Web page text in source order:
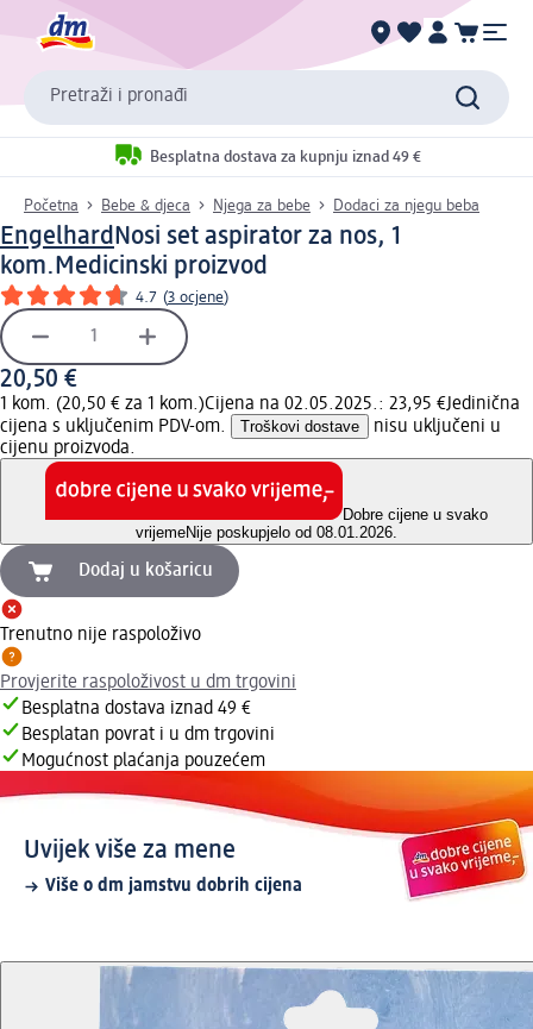
Pretraži i pronađi
Besplatna dostava za kupnju iznad 49 €
Početna Bebe & djeca Njega za bebe Dodaci za njegu beba
EngelhardNosi set aspirator za nos, 1
kom.Medicinski proizvod
4.7 (3 ocjene)
20,50 €
1 kom. (20,50 € za 1 kom.)Cijena na 02.05.2025.: 23,95 €Jedinična
cijena s uključenim PDV-om.
Troškovi dostave
nisu uključeni u
cijenu proizvoda.
Dobre cijene u svako
vrijemeNije poskupjelo od 08.01.2026.
Dodaj u košaricu
Trenutno nije raspoloživo
Provjerite raspoloživost u dm trgovini
Besplatna dostava iznad 49 €
Besplatan povrat i u dm trgovini
Mogućnost plaćanja pouzećem
Uvijek više za mene
Više o dm jamstvu dobrih cijena